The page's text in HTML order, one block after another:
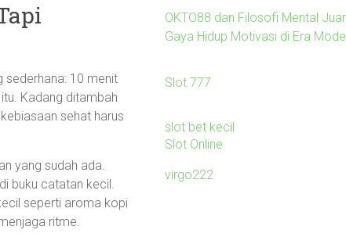
sederhana: 10 menit
Kadang ditambah
sehat harus
yang sudah ada.
buku catatan kecil.
seperti aroma kopi
ritme.
OKTO88 dan Filosofi Mental
Gaya Hidup Motivasi di Era
Slot 777
slot bet kecil
Slot Online
virgo222